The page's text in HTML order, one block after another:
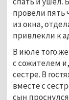
провели пять
из окна,
привлекли к
В июле того
с сожителем
сестре. В
вместе с
сын